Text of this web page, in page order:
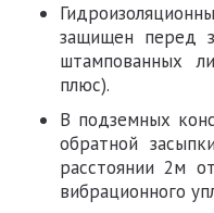
защищен перед
штампованных
плюс).
В подземных
обратной
расстоянии 2м
вибрационного